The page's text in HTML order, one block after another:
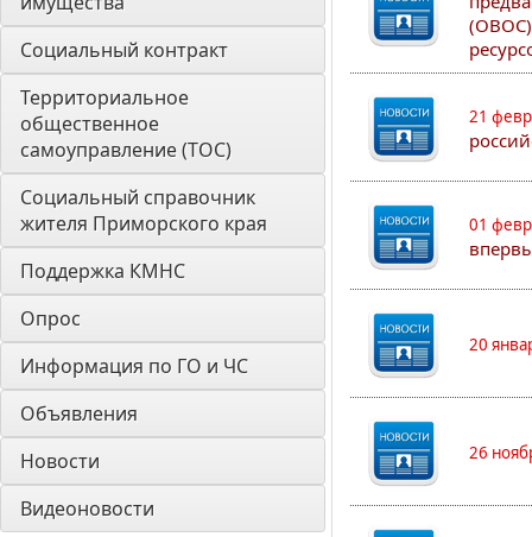
Социальный контракт
Территориальное
общественное
самоуправление (ТОС)
Социальный справочник
жителя Приморского края
Поддержка КМНС
Опрос
Информация по ГО и ЧС
Объявления
Новости
Видеоновости
21
01
20
26